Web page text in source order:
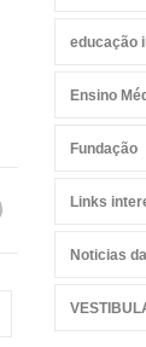
educação
Ensino
Fundação
Links
Noticias